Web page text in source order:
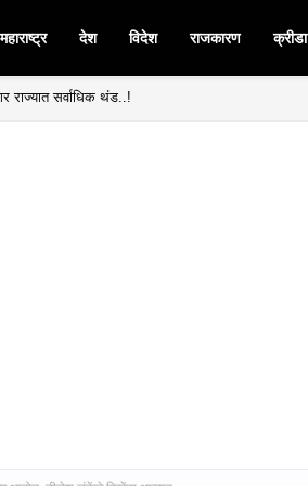
महाराष्ट्र देश विदेश राजकारण क्रीडा
चेअरमनपदी माजी आ. चंद्रशेखर घुले पाटील बिनविरोध